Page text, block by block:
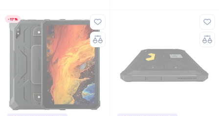
-17%